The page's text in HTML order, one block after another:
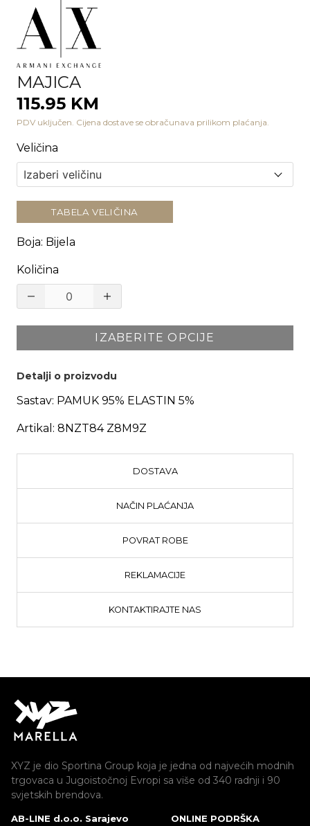
MAJICA
115.95 KM
PDV uključen. Cijena dostave se obračunava prilikom plaćanja.
Veličina
TABELA VELIČINA
Boja: Bijela
Količina
IZABERITE OPCIJE
Detalji o proizvodu
Sastav: PAMUK 95% ELASTIN 5%
Artikal: 8NZT84 Z8M9Z
DOSTAVA
NAČIN PLAĆANJA
POVRAT ROBE
REKLAMACIJE
KONTAKTIRAJTE NAS
XYZ je dio Sportina Group koja je jedna od najvećih modnih
trgovaca u Jugoistočnoj Evropi sa više od 340 radnji i 90
svjetskih brendova.
AB-LINE d.o.o. Sarajevo
ONLINE PODRŠKA